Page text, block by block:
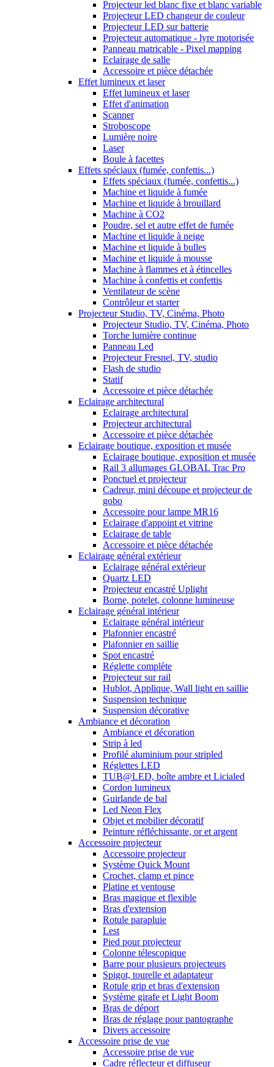
Projecteur led blanc fixe et blanc variable
Projecteur LED changeur de couleur
Projecteur LED sur batterie
Projecteur automatique - lyre motorisée
Panneau matriçable - Pixel mapping
Eclairage de salle
Accessoire et pièce détachée
Effet lumineux et laser
Effet lumineux et laser
Effet d'animation
Scanner
Stroboscope
Lumière noire
Laser
Boule à facettes
Effets spéciaux (fumée, confettis...)
Effets spéciaux (fumée, confettis...)
Machine et liquide à fumée
Machine et liquide à brouillard
Machine à CO2
Poudre, sel et autre effet de fumée
Machine et liquide à neige
Machine et liquide à bulles
Machine et liquide à mousse
Machine à flammes et à étincelles
Machine à confettis et confettis
Ventilateur de scène
Contrôleur et starter
Projecteur Studio, TV, Cinéma, Photo
Projecteur Studio, TV, Cinéma, Photo
Torche lumière continue
Panneau Led
Projecteur Fresnel, TV, studio
Flash de studio
Statif
Accessoire et pièce détachée
Eclairage architectural
Eclairage architectural
Projecteur architectural
Accessoire et pièce détachée
Eclairage boutique, exposition et musée
Eclairage boutique, exposition et musée
Rail 3 allumages GLOBAL Trac Pro
Ponctuel et projecteur
Cadreur, mini découpe et projecteur de
gobo
Accessoire pour lampe MR16
Eclairage d'appoint et vitrine
Eclairage de table
Accessoire et pièce détachée
Eclairage général extérieur
Eclairage général extérieur
Quartz LED
Projecteur encastré Uplight
Borne, potelet, colonne lumineuse
Eclairage général intérieur
Eclairage général intérieur
Plafonnier encastré
Plafonnier en saillie
Spot encastré
Réglette complète
Projecteur sur rail
Hublot, Applique, Wall light en saillie
Suspension technique
Suspension décorative
Ambiance et décoration
Ambiance et décoration
Strip à led
Profilé aluminium pour stripled
Réglettes LED
TUB@LED, boîte ambre et Licialed
Cordon lumineux
Guirlande de bal
Led Neon Flex
Objet et mobilier décoratif
Peinture réfléchissante, or et argent
Accessoire projecteur
Accessoire projecteur
Système Quick Mount
Crochet, clamp et pince
Platine et ventouse
Bras magique et flexible
Bras d'extension
Rotule parapluie
Lest
Pied pour projecteur
Colonne télescopique
Barre pour plusieurs projecteurs
Spigot, tourelle et adaptateur
Rotule grip et bras d'extension
Système girafe et Light Boom
Bras de déport
Bras de réglage pour pantographe
Divers accessoire
Accessoire prise de vue
Accessoire prise de vue
Cadre réflecteur et diffuseur